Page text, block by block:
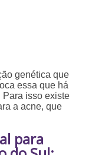
genética que
essa que há
Para isso existe
a acne, que
para